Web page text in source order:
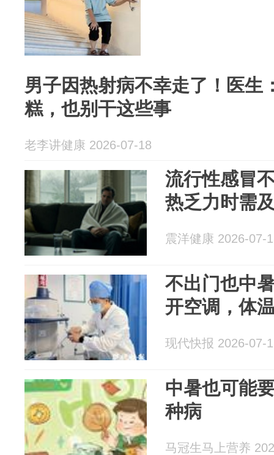
男子因热射病不幸走了！医生
糕，也别干这些事
老李讲健康 2026-07-18
流行性感冒
热乏力时需
震洋健康 2026-07-
不出门也中
开空调，体
现代快报 2026-07-
中暑也可能
种病
马冠生马上营养